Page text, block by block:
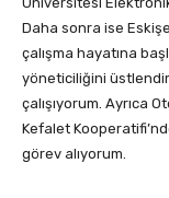
Daha sonra ise
çalışma hayatına
yöneticiliğini
çalışıyorum. Ayrıca
Kefalet
görev alıyorum.